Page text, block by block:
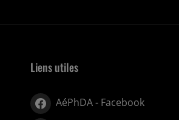
Liens utiles
AéPhDA - Facebook